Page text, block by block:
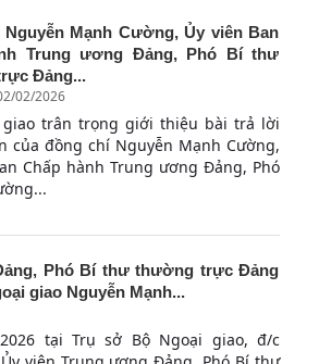
Mạnh Cường, Ủy viên Ban
Trung ương Đảng, Phó Bí thư
Đảng...
02/2026
giao trân trọng giới thiệu bài trả lời
của đồng chí Nguyễn Mạnh Cường,
Chấp hành Trung ương Đảng, Phó
Phó Bí thư thường trực Đảng
giao Nguyễn Mạnh...
2026 tại Trụ sở Bộ Ngoại giao, đ/c